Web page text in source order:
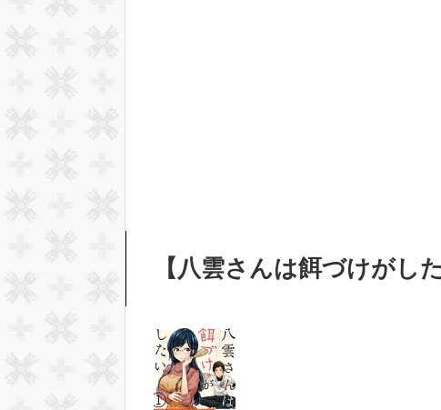
【八雲さんは餌づけがし